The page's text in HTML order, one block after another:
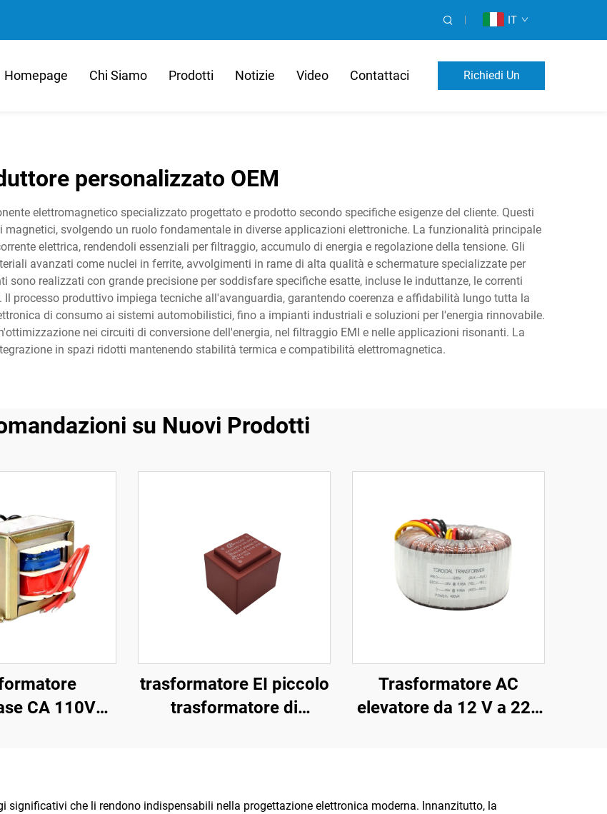
IT
Homepage Chi Siamo Prodotti Notizie Video Contattaci Richiedi Un
personalizzato OEM
elettromagnetico specializzato progettato e prodotto secondo specifiche esigenze del cliente. Questi
svolgendo un ruolo fondamentale in diverse applicazioni elettroniche. La funzionalità principale
elettrica, rendendoli essenziali per filtraggio, accumulo di energia e regolazione della tensione. Gli
avanzati come nuclei in ferrite, avvolgimenti in rame di alta qualità e schermature specializzate per
sono realizzati con grande precisione per soddisfare specifiche esatte, incluse le induttanze, le correnti
processo produttivo impiega tecniche all'avanguardia, garantendo coerenza e affidabilità lungo tutta la
di consumo ai sistemi automobilistici, fino a impianti industriali e soluzioni per l'energia rinnovabile.
nei circuiti di conversione dell'energia, nel filtraggio EMI e nelle applicazioni risonanti. La
in spazi ridotti mantenendo stabilità termica e compatibilità elettromagnetica.
su Nuovi Prodotti
CA 110V
trasformatore EI piccolo
trasformatore di
240V 110V a 5V 9V 12V
Trasformatore AC
elevatore da 12 V a 220
trasformatore toroidale
che li rendono indispensabili nella progettazione elettronica moderna. Innanzitutto, la